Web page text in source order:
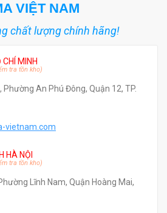
VIỆT NAM
chất lượng chính hãng!
MINH
tra tồn kho)
An Phú Đông, Quận 12, TP.
vietnam.com
HÀ NỘI
tra tồn kho)
Lĩnh Nam, Quận Hoàng Mai,